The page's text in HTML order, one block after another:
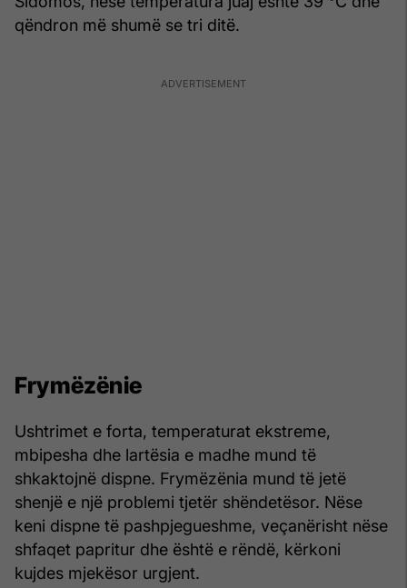
qëndron më shumë se tri ditë.
Frymëzënie
Ushtrimet e forta, temperaturat ekstreme,
mbipesha dhe lartësia e madhe mund të
shkaktojnë dispne. Frymëzënia mund të jetë
shenjë e një problemi tjetër shëndetësor. Nëse
keni dispne të pashpjegueshme, veçanërisht nëse
shfaqet papritur dhe është e rëndë, kërkoni
kujdes mjekësor urgjent.